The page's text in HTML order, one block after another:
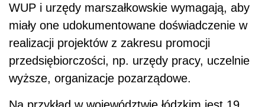
WUP i urzędy marszałkowskie wymagają, aby
miały one udokumentowane doświadczenie w
realizacji projektów z zakresu promocji
przedsiębiorczości, np. urzędy pracy, uczelnie
wyższe, organizacje pozarządowe.